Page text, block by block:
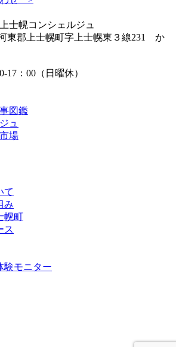
上士幌コンシェルジュ
東郡上士幌町字上士幌東３線231 か
：00（日曜休）
て
み
幌町
ス
験モニター